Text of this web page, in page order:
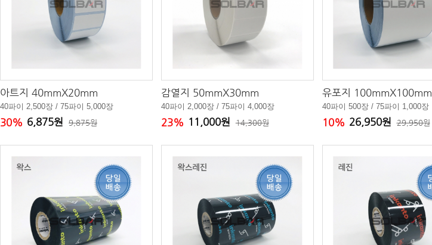
아트지 40mmX20mm
40파이 2,500장 / 75파이 5,000장
30% 6,875원 9,875원
감열지 50mmX30mm
40파이 2,000장 / 75파이 4,000장
23% 11,000원 14,300원
유포지 100mmX100mm
40파이 500장 / 75파이 1,000장
10% 26,950원 29,950원